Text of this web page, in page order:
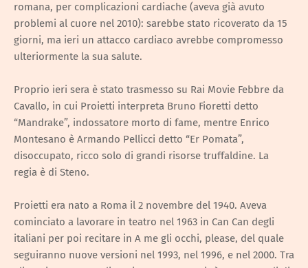
romana, per complicazioni cardiache (aveva già avuto
problemi al cuore nel 2010): sarebbe stato ricoverato da 15
giorni, ma ieri un attacco cardiaco avrebbe compromesso
ulteriormente la sua salute.
Proprio ieri sera è stato trasmesso su Rai Movie Febbre da
Cavallo, in cui Proietti interpreta Bruno Fioretti detto
“Mandrake”, indossatore morto di fame, mentre Enrico
Montesano è Armando Pellicci detto “Er Pomata”,
disoccupato, ricco solo di grandi risorse truffaldine. La
regia è di Steno.
Proietti era nato a Roma il 2 novembre del 1940. Aveva
cominciato a lavorare in teatro nel 1963 in Can Can degli
italiani per poi recitare in A me gli occhi, please, del quale
seguiranno nuove versioni nel 1993, nel 1996, e nel 2000. Tra